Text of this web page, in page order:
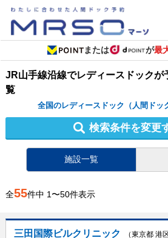
または が最
JR山手線沿線でレディースドックが
覧
全国のレディースドック（人間ドッ
検索条件を変更
施設一覧
全55件中 1〜50件表示
三田国際ビルクリニック
（東京都 港区